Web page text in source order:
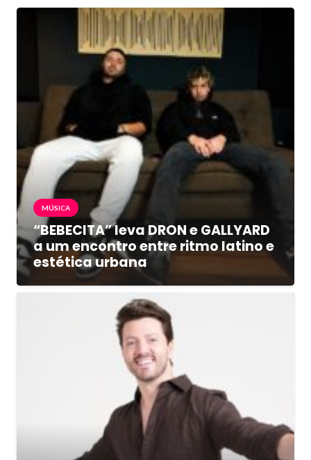
MÚSICA
“BEBECITA” leva DRON e GALLYARD
a um encontro entre ritmo latino e
estética urbana